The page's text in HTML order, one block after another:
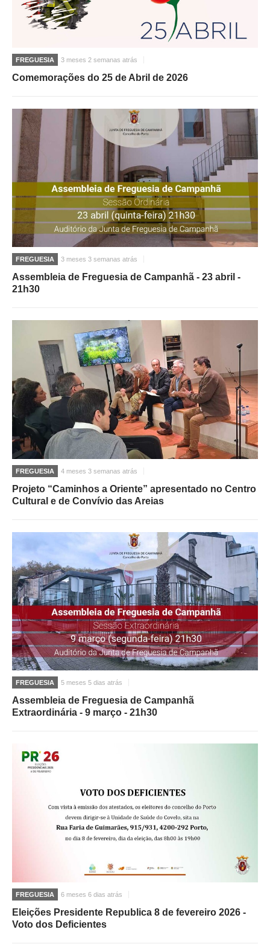
FREGUESIA 3 meses 2 semanas atrás
Comemorações do 25 de Abril de 2026
FREGUESIA 3 meses 3 semanas atrás
Assembleia de Freguesia de Campanhã - 23 abril -
21h30
FREGUESIA 4 meses 3 semanas atrás
Projeto “Caminhos a Oriente” apresentado no Centro
Cultural e de Convívio das Areias
FREGUESIA 5 meses 5 dias atrás
Assembleia de Freguesia de Campanhã
Extraordinária - 9 março - 21h30
FREGUESIA 6 meses 6 dias atrás
Eleições Presidente Republica 8 de fevereiro 2026 -
Voto dos Deficientes